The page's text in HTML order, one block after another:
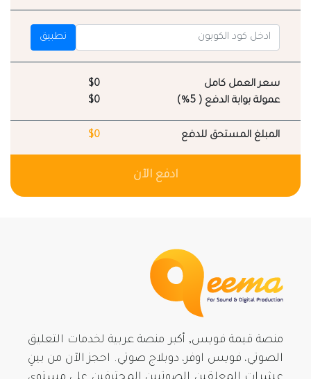
تطبيق
سعر العمل كامل
$0
عمولة بوابة الدفع ( 5%)
$0
المبلغ المستحق للدفع $0
ادفع الآن
منصة قيمة فويس, أكبر منصة عربية لخدمات التعليق
الصوتي، فويس اوفر، دوبلاج صوتي. احجز الآن من بينِ